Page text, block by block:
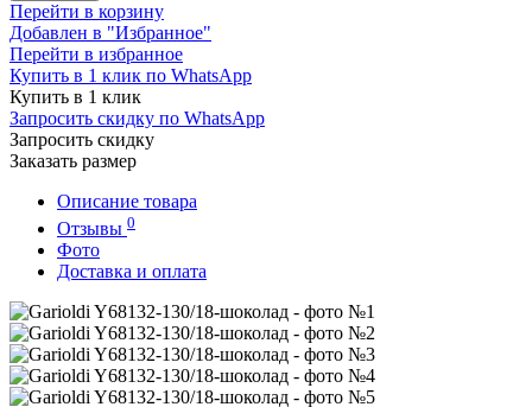
Перейти в корзину
Добавлен в "Избранное"
Перейти в избранное
Купить в 1 клик по WhatsApp
Купить в 1 клик
Запросить скидку по WhatsApp
Запросить скидку
Заказать размер
Описание товара
Отзывы 0
Фото
Доставка и оплата